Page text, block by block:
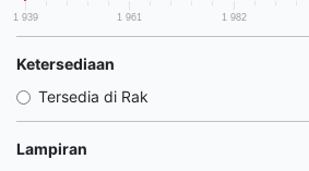
1 939 1 961 1 982
Ketersediaan
Tersedia di Rak
Lampiran